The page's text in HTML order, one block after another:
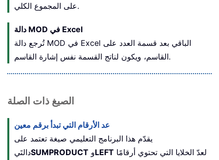
على المجموع الكلي.
دالة MOD في Excel
تُرجع دالة MOD في Excel الباقي بعد قسمة العدد على
القاسم، ويكون لناتج القسمة نفس إشارة القاسم.
الصيغ ذات الصلة
عد الأرقام التي تبدأ برقم معين
يقدّم هذا البرنامج التعليمي صيغة تعتمد على
دالتَيSUMPRODUCT وLEFT